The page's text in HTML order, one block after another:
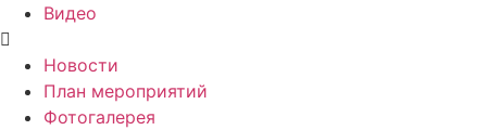
Видео
Новости
План мероприятий
Фотогалерея